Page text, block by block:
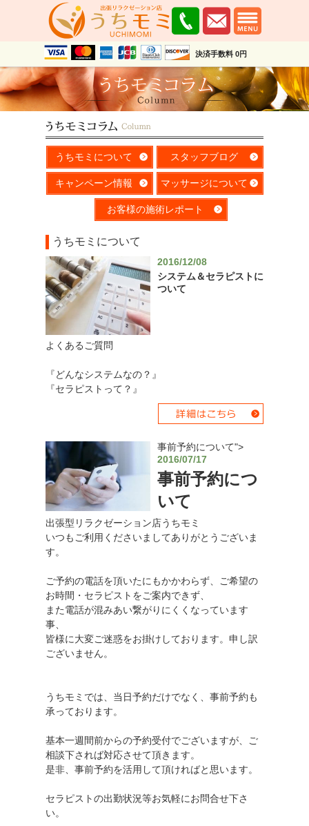
決済手数料 0円
うちモミについて スタッフブログ
キャンペーン情報 マッサージについて
お客様の施術レポート
うちモミについて
2016/12/08
システム＆セラピストに
ついて
よくあるご質問
『どんなシステムなの？』
『セラピストって？』
事前予約について">
2016/07/17
事前予約につ
いて
出張型リラクゼーション店うちモミ
いつもご利用くださいましてありがとうございま
す。
ご予約の電話を頂いたにもかかわらず、ご希望の
お時間・セラピストをご案内できず、
また電話が混みあい繋がりにくくなっています
事、
皆様に大変ご迷惑をお掛けしております。申し訳
ございません。
うちモミでは、当日予約だけでなく、事前予約も
承っております。
基本一週間前からの予約受付でございますが、ご
相談下されば対応させて頂きます。
是非、事前予約を活用して頂ければと思います。
セラピストの出勤状況等お気軽にお問合せ下さ
い。